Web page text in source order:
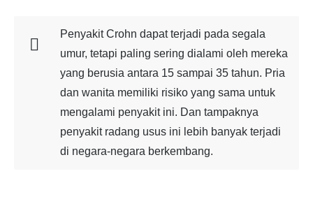
Penyakit Crohn dapat terjadi pada segala
umur, tetapi paling sering dialami oleh mereka
yang berusia antara 15 sampai 35 tahun. Pria
dan wanita memiliki risiko yang sama untuk
mengalami penyakit ini. Dan tampaknya
penyakit radang usus ini lebih banyak terjadi
di negara-negara berkembang.